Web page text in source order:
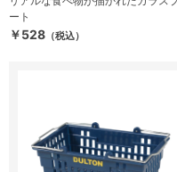
ート
￥528 （税込）